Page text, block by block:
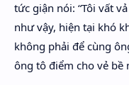
tức giận nói: “Tôi vất
như vậy, hiện tại khó
không phải để cùng
ông tô điểm cho vẻ bề